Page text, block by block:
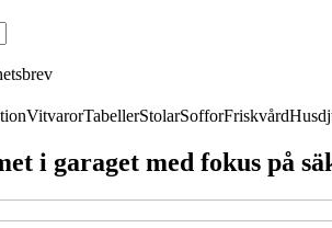
VitvarorTabellerStolarSofforFriskvård
i garaget med fokus på